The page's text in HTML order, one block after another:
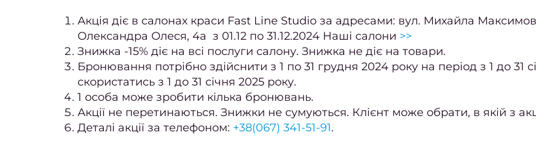
Акція діє в салонах краси Fast Line Studio за адресами: вул. Михайла
Олександра Олеся, 4а з 01.12 по 31.12.2024 Наші салони >>
Знижка -15% діє на всі послуги салону. Знижка не діє на товари.
Бронювання потрібно здійснити з 1 по 31 грудня 2024 року на період з 1 до 31
скористатись з 1 до 31 січня 2025 року.
1 особа може зробити кілька бронювань.
Акції не перетинаються. Знижки не сумуються. Клієнт може обрати, в якій з
Деталі акції за телефоном: +38(067) 341-51-91.